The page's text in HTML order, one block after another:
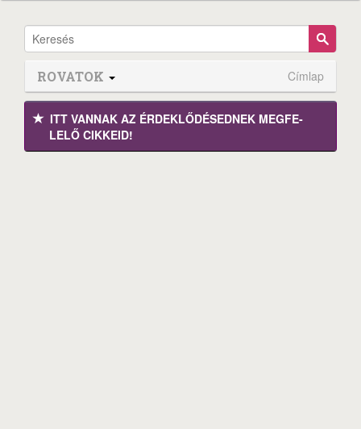
ROVATOK Címlap
ITT VANNAK AZ ÉRDEK­LŐDÉ­SEDNEK MEGFE­
LELŐ CIKKEID!